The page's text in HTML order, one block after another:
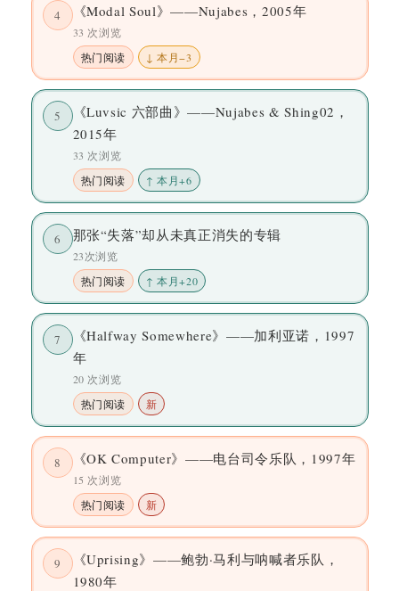
4 《Modal Soul》——Nujabes，2005年
33 次浏览
热门阅读
↓ 本月−3
5
《Luvsic 六部曲》——Nujabes & Shing02，
2015年
33 次浏览
热门阅读
↑ 本月+6
6 那张“失落”却从未真正消失的专辑
23次浏览
热门阅读
↑ 本月+20
7
《Halfway Somewhere》——加利亚诺，1997
年
20 次浏览
热门阅读
新
8 《OK Computer》——电台司令乐队，1997年
15 次浏览
热门阅读
新
9
《Uprising》——鲍勃·马利与呐喊者乐队，
1980年